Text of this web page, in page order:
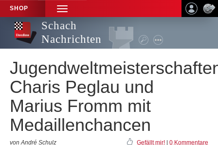
SHOP
TOGGLE
NAVIGATION
Schach
Nachrichten
Charis Peglau und
Marius Fromm mit
Medaillenchancen
von André Schulz Gefällt mir! 0 Kommentare